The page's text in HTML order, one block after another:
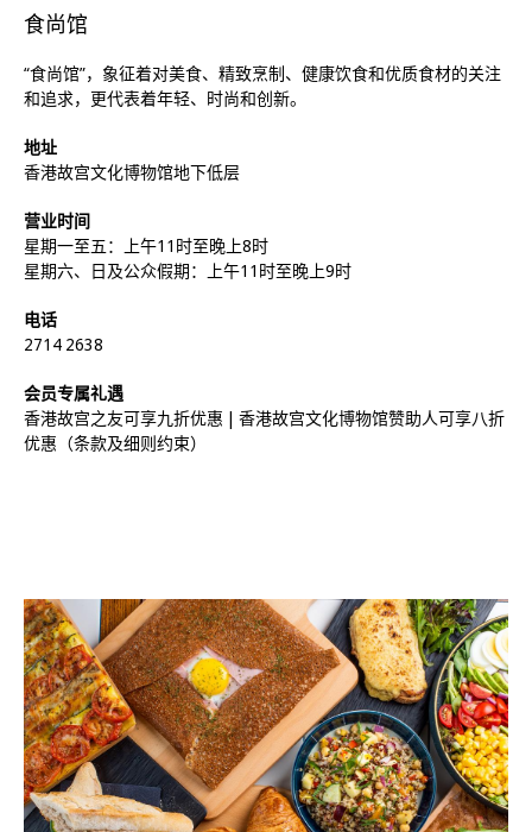
食尚馆
“食尚馆”，象征着对美食、精致烹制、健康饮食和优质食材的关注
和追求，更代表着年轻、时尚和创新。
地址
香港故宫文化博物馆地下低层
营业时间
星期一至五：上午11时至晚上8时
星期六、日及公众假期：上午11时至晚上9时
电话
2714 2638
会员专属礼遇
香港故宫之友可享九折优惠 | 香港故宫文化博物馆赞助人可享八折
优惠（条款及细则约束）